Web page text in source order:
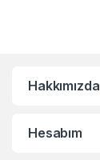
Hakkımızda
Hesabım